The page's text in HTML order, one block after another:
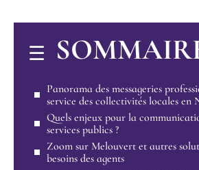
Panorama des messageries
service des collectivités locales en
Quels enjeux pour la
services publics ?
Zoom sur Melouvert et autres
besoins des agents